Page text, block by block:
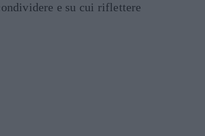
e su cui riflettere